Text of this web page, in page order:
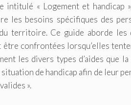
intitulé « Logement et handicap
les besoins spécifiques des
du territoire. Ce guide aborde
être confrontées lorsqu’elles
les divers types d’aides que
de handicap afin de leur
».